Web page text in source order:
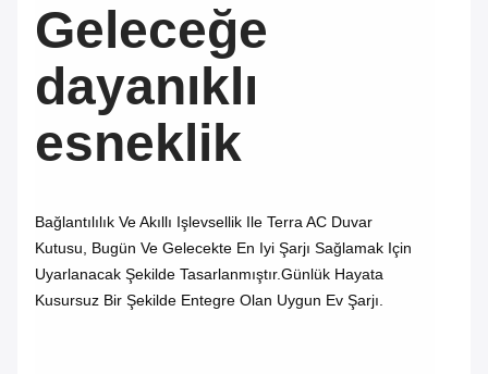
Geleceğe
dayanıklı
esneklik
Bağlantılılık Ve Akıllı Işlevsellik Ile Terra AC Duvar
Kutusu, Bugün Ve Gelecekte En Iyi Şarjı Sağlamak Için
Uyarlanacak Şekilde Tasarlanmıştır.Günlük Hayata
Kusursuz Bir Şekilde Entegre Olan Uygun Ev Şarjı.